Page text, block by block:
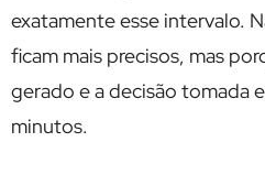
exatamente esse intervalo.
ficam mais precisos, mas
gerado e a decisão tomada
minutos.